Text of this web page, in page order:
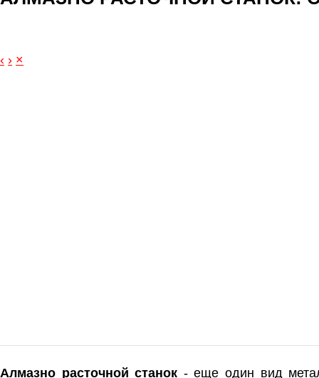
‹ › ×
Алмазно расточной станок - еще один вид